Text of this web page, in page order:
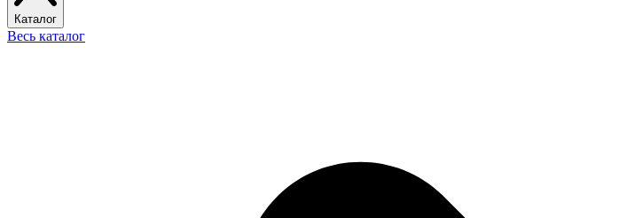
Каталог
Весь каталог